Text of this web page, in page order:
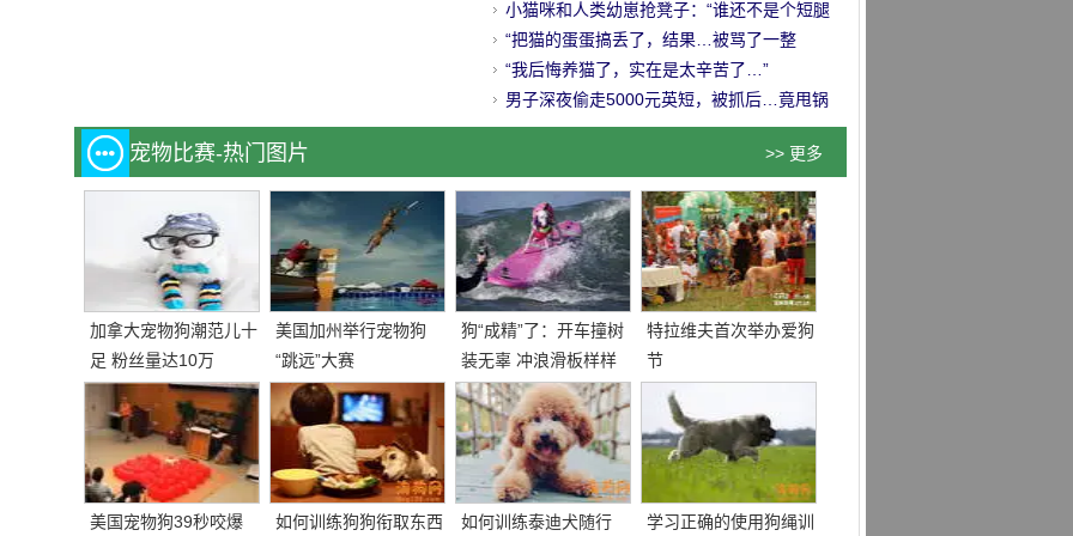
友…
小猫咪和人类幼崽抢凳子：“谁还不是个短腿
啊？！”
“把猫的蛋蛋搞丢了，结果…被骂了一整
年！！”
“我后悔养猫了，实在是太辛苦了…”
男子深夜偷走5000元英短，被抓后…竟甩锅
给前女友！
宠物比赛-热门图片 >> 更多
加拿大宠物狗潮范儿十
足 粉丝量达10万
美国加州举行宠物狗
“跳远”大赛
狗“成精”了：开车撞树
装无辜 冲浪滑板样样
精
特拉维夫首次举办爱狗
节
美国宠物狗39秒咬爆 如何训练狗狗衔取东西 如何训练泰迪犬随行 学习正确的使用狗绳训